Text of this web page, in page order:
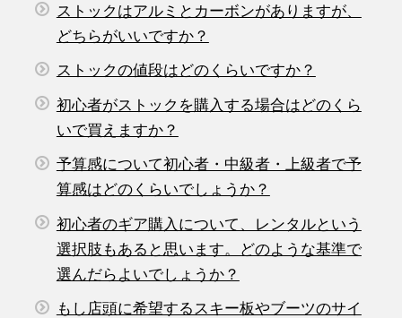
ストックはアルミとカーボンがありますが、
どちらがいいですか？
ストックの値段はどのくらいですか？
初心者がストックを購入する場合はどのくら
いで買えますか？
予算感について初心者・中級者・上級者で予
算感はどのくらいでしょうか？
初心者のギア購入について、レンタルという
選択肢もあると思います。どのような基準で
選んだらよいでしょうか？
もし店頭に希望するスキー板やブーツのサイ